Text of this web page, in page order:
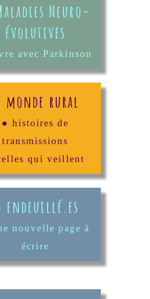
Neuro-
évolutives
avec Parkinson
rural
● histoires de
transmissions
qui veillent
endeuillé.es
nouvelle page à
écrire